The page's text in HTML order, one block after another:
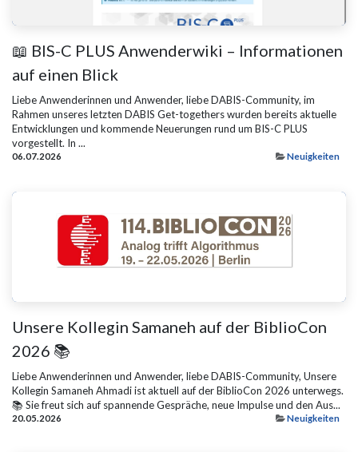
📖 BIS-C PLUS Anwenderwiki – Informationen
auf einen Blick
Liebe Anwenderinnen und Anwender, liebe DABIS-Community, im
Rahmen unseres letzten DABIS Get-togethers wurden bereits aktuelle
Entwicklungen und kommende Neuerungen rund um BIS-C PLUS
vorgestellt. In ...
06.07.2026 Neuigkeiten
Unsere Kollegin Samaneh auf der BiblioCon
2026 📚
Liebe Anwenderinnen und Anwender, liebe DABIS-Community, Unsere
Kollegin Samaneh Ahmadi ist aktuell auf der BiblioCon 2026 unterwegs.
📚 Sie freut sich auf spannende Gespräche, neue Impulse und den Aus...
20.05.2026 Neuigkeiten